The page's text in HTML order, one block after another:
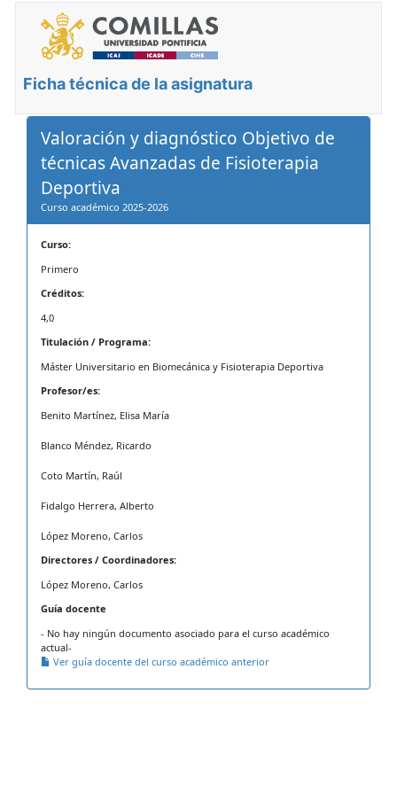
Ficha técnica de la asignatura
Valoración y diagnóstico Objetivo de
técnicas Avanzadas de Fisioterapia
Deportiva
Curso académico 2025-2026
Curso:
Primero
Créditos:
4,0
Titulación / Programa:
Máster Universitario en Biomecánica y Fisioterapia Deportiva
Profesor/es:
Benito Martínez, Elisa María
Blanco Méndez, Ricardo
Coto Martín, Raúl
Fidalgo Herrera, Alberto
López Moreno, Carlos
Directores / Coordinadores:
López Moreno, Carlos
Guía docente
- No hay ningún documento asociado para el curso académico
actual-
Ver guía docente del curso académico anterior